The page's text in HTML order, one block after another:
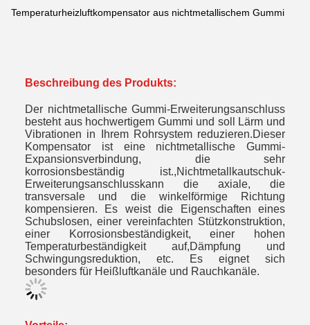
Temperaturheizluftkompensator aus nichtmetallischem Gummi
Beschreibung des Produkts:
Der nichtmetallische Gummi-Erweiterungsanschluss
besteht aus hochwertigem Gummi und soll Lärm und
Vibrationen in Ihrem Rohrsystem reduzieren.Dieser
Kompensator ist eine nichtmetallische Gummi-
Expansionsverbindung, die sehr
korrosionsbeständig ist.,Nichtmetallkautschuk-
Erweiterungsanschlusskann die axiale, die
transversale und die winkelförmige Richtung
kompensieren. Es weist die Eigenschaften eines
Schubslosen, einer vereinfachten Stützkonstruktion,
einer Korrosionsbeständigkeit, einer hohen
Temperaturbeständigkeit auf,Dämpfung und
Schwingungsreduktion, etc. Es eignet sich
besonders für Heißluftkanäle und Rauchkanäle.